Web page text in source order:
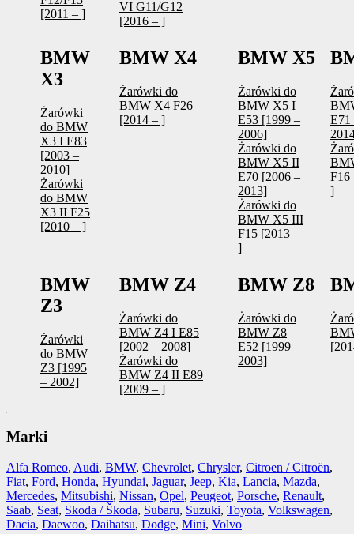
[2011 – ]
VI G11/G12
[2016 – ]
BMW
X3
Żarówki
do BMW
X3 I E83
[2003 –
2010]
Żarówki
do BMW
X3 II F25
[2010 – ]
BMW X4
Żarówki do
BMW X4 F26
[2014 – ]
BMW X5
Żarówki do
BMW X5 I
E53 [1999 –
2006]
Żarówki do
BMW X5 II
E70 [2006 –
2013]
Żarówki do
BMW X5 III
F15 [2013 –
]
E71
F16
]
BMW
Z3
Żarówki
do BMW
Z3 [1995
– 2002]
BMW Z4
Żarówki do
BMW Z4 I E85
[2002 – 2008]
Żarówki do
BMW Z4 II E89
[2009 – ]
BMW Z8
Żarówki do
BMW Z8
E52 [1999 –
2003]
Marki
Alfa Romeo, Audi, BMW, Chevrolet, Chrysler, Citroen / Citroën,
Fiat, Ford, Honda, Hyundai, Jaguar, Jeep, Kia, Lancia, Mazda,
Mercedes, Mitsubishi, Nissan, Opel, Peugeot, Porsche, Renault,
Saab, Seat, Skoda / Škoda, Subaru, Suzuki, Toyota, Volkswagen,
Dacia, Daewoo, Daihatsu, Dodge, Mini, Volvo